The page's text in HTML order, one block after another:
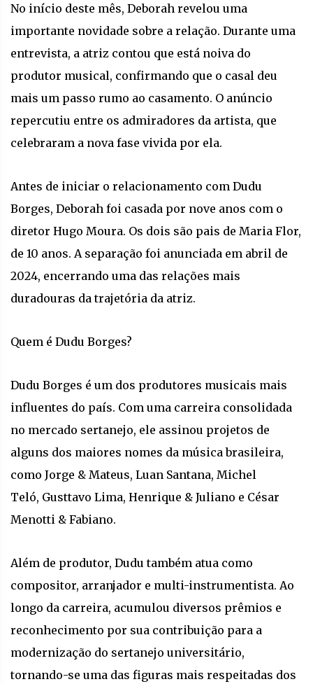
No início deste mês, Deborah revelou uma
importante novidade sobre a relação. Durante uma
entrevista, a atriz contou que está noiva do
produtor musical, confirmando que o casal deu
mais um passo rumo ao casamento. O anúncio
repercutiu entre os admiradores da artista, que
celebraram a nova fase vivida por ela.
Antes de iniciar o relacionamento com Dudu
Borges, Deborah foi casada por nove anos com o
diretor Hugo Moura. Os dois são pais de Maria Flor,
de 10 anos. A separação foi anunciada em abril de
2024, encerrando uma das relações mais
duradouras da trajetória da atriz.
Quem é Dudu Borges?
Dudu Borges é um dos produtores musicais mais
influentes do país. Com uma carreira consolidada
no mercado sertanejo, ele assinou projetos de
alguns dos maiores nomes da música brasileira,
como Jorge & Mateus, Luan Santana, Michel
Teló, Gusttavo Lima, Henrique & Juliano e César
Menotti & Fabiano.
Além de produtor, Dudu também atua como
compositor, arranjador e multi-instrumentista. Ao
longo da carreira, acumulou diversos prêmios e
reconhecimento por sua contribuição para a
modernização do sertanejo universitário,
tornando-se uma das figuras mais respeitadas dos